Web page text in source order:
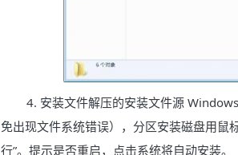
4. 安装文件解压的安装文件源
免出现文件系统错误），分区安装磁盘用鼠
行”。提示是否重启，点击系统将自动安装。